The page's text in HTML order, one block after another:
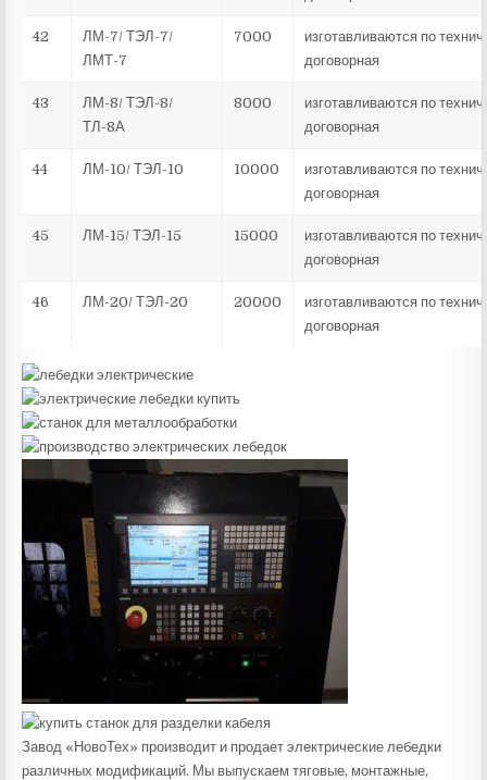
42
ЛМ-7/ ТЭЛ-7/
ЛМТ-7
7000
изготавливаются по
договорная
43
ЛМ-8/ ТЭЛ-8/
ТЛ-8А
8000
изготавливаются по
договорная
44 ЛМ-10/ ТЭЛ-10 10000
изготавливаются по
договорная
45 ЛМ-15/ ТЭЛ-15 15000
изготавливаются по
договорная
46 ЛМ-20/ ТЭЛ-20 20000
изготавливаются по
договорная
Завод «НовоТех» производит и продает электрические лебедки
различных модификаций. Мы выпускаем тяговые, монтажные,